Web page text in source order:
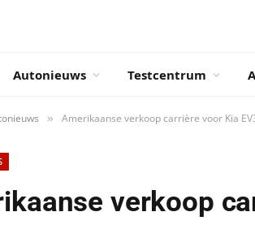
Autonieuws Testcentrum
» Amerikaanse verkoop carrière voor Kia
verkoop